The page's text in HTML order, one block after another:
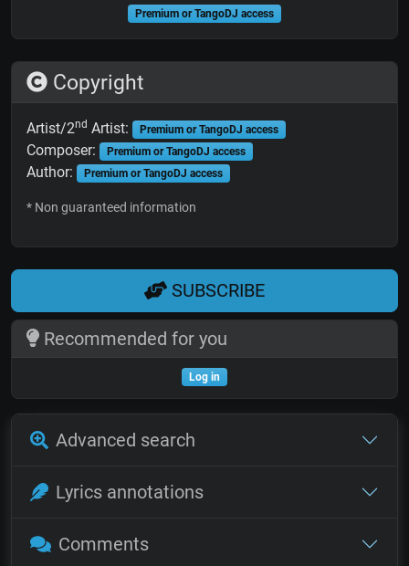
Premium or TangoDJ access
Copyright
Artist/2nd Artist: Premium or TangoDJ access
Composer: Premium or TangoDJ access
Author: Premium or TangoDJ access
* Non guaranteed information
SUBSCRIBE
Recommended for you
Log in
Advanced search
Lyrics annotations
Comments